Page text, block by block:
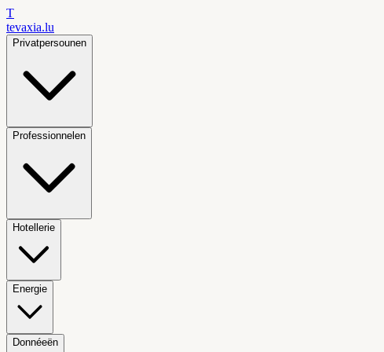
T
tevaxia.lu
Privatpersounen
Professionnelen
Hotellerie
Energie
Donnéeën